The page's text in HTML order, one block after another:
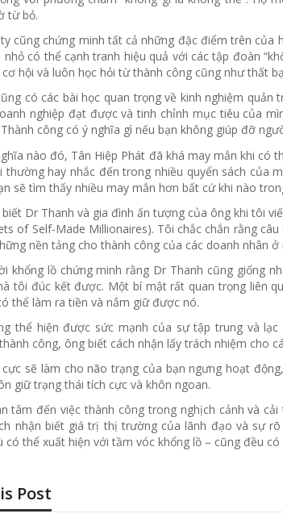
từ bỏ.
cũng chứng minh tất cả những đặc điểm trên
nhỏ có thể cạnh tranh hiệu quả với các tập đoàn
hội và luôn học hỏi từ thành công cũng như thất
có các bài học quan trọng về kinh nghiệm
nghiệp đạt được và tinh chỉnh mục tiêu của
công có ý nghĩa gì nếu bạn không giúp đỡ
nào đó, Tân Hiệp Phát đã khá may mắn khi có
thường hay nhắc đến trong nhiều quyển sách của
sẽ tìm thấy nhiều may mắn hơn bất cứ khi nào
Dr Thanh và gia đình ấn tượng của ông khi tôi
of Self-Made Millionaires). Tôi chắc chắn rằng
nền tảng cho thành công của các doanh nhân ở
khổng lồ chứng minh rằng Dr Thanh cũng giống
tôi đúc kết được. Một bí mật rất quan trọng liên
thể làm ra tiền và nắm giữ được nó.
thể hiện được sức mạnh của sự tập trung và
công, ông biết cách nhận lấy trách nhiệm cho
cực sẽ làm cho não trạng của bạn ngưng hoạt
giữ trạng thái tích cực và khôn ngoan.
tâm đến việc thành công trong nghịch cảnh và
nhận biết giá trị thị trường của lãnh đạo và sự
có thể xuất hiện với tầm vóc khổng lồ – cũng đều
Post